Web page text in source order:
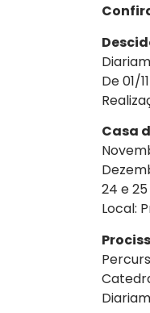
De 01/
Casa
24 e
Local: